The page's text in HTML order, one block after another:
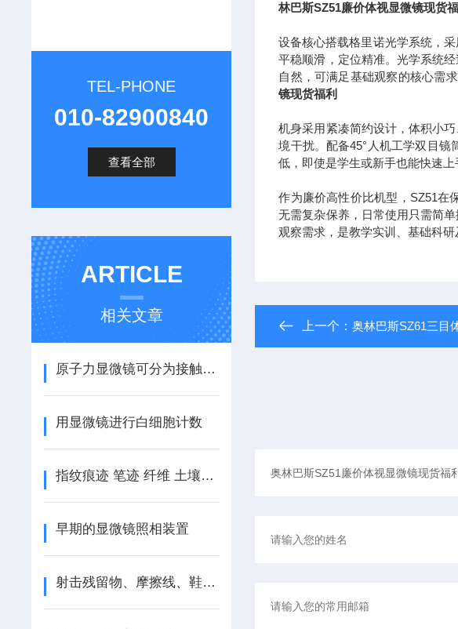
TEL-PHONE
010-82900840
查看全部
ARTICLE
相关文章
原子力显微镜可分为接触模式、轻敲模式和非接触模式三种
用显微镜进行白细胞计数
指纹痕迹 笔迹 纤维 土壤分析用什么显微镜
早期的显微镜照相装置
射击残留物、摩擦线、鞋印需要什么显微镜
林巴斯SZ51廉价体视显微镜现货
设备核心搭载格里诺光学系统，
平稳顺滑，定位精准。光学系统
自然，可满足基础观察的核心需
镜现货福利
机身采用紧凑简约设计，体积小
境干扰。配备45°人机工学双目
低，即使是学生或新手也能快速上
作为廉价高性价比机型，SZ51在
无需复杂保养，日常使用只需简
观察需求，是教学实训、基础科研
上一个：奥林巴斯SZ61三目体视 解剖 立